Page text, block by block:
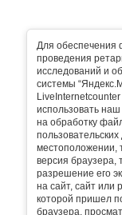
Для обеспечения
проведения
исследований и
системы
использовать
на обработку
местоположении,
версия браузера,
разрешение его
на сайт, сайт или
которой пришел
браузера,